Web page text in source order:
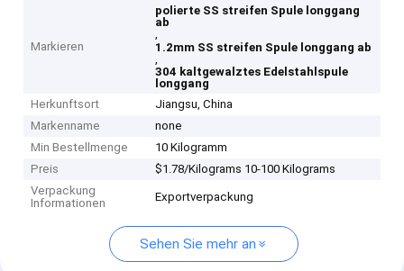
Markieren
polierte SS streifen Spule longgang
ab
,
1.2mm SS streifen Spule longgang ab
,
304 kaltgewalztes Edelstahlspule
longgang
Herkunftsort
Jiangsu, China
Markenname
none
Min Bestellmenge
10 Kilogramm
Preis
$1.78/Kilograms 10-100 Kilograms
Verpackung
Informationen
Exportverpackung
Sehen Sie mehr an